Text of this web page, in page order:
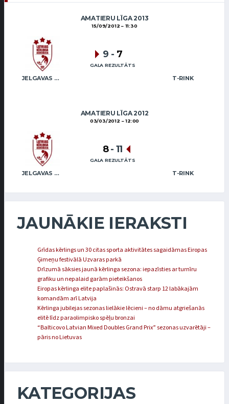
AMATIERU LĪGA 2013
15/09/2012 11:30
JELGAVAS KĒRLINGA KLUBS / BĒRZIŅŠ T-RINK
9 - 7
GALA REZULTĀTS
AMATIERU LĪGA 2012
03/03/2012 12:00
JELGAVAS KĒRLINGA KLUBS / BĒRZIŅŠ T-RINK
8- 11
GALA REZULTĀTS
JAUNĀKIE IERAKSTI
Grīdas kērlings un 30 citas sporta aktivitātes sagaidāmas Eiropas
Ģimeņu festivālā Uzvaras parkā
Drīzumā sāksies jaunā kērlinga sezona: iepazīsties ar turnīru
grafiku un nepalaid garām pieteikšanos
Eiropas kērlinga elite paplašinās: Ostravā starp 12 labākajām
komandām arī Latvija
Kērlinga jubilejas sezonas lielākie lēcieni – no dāmu atgriešanās
elitē līdz paraolimpisko spēļu bronzai
“Balticovo Latvian Mixed Doubles Grand Prix” sezonas uzvarētāji –
pāris no Lietuvas
KATEGORIJAS